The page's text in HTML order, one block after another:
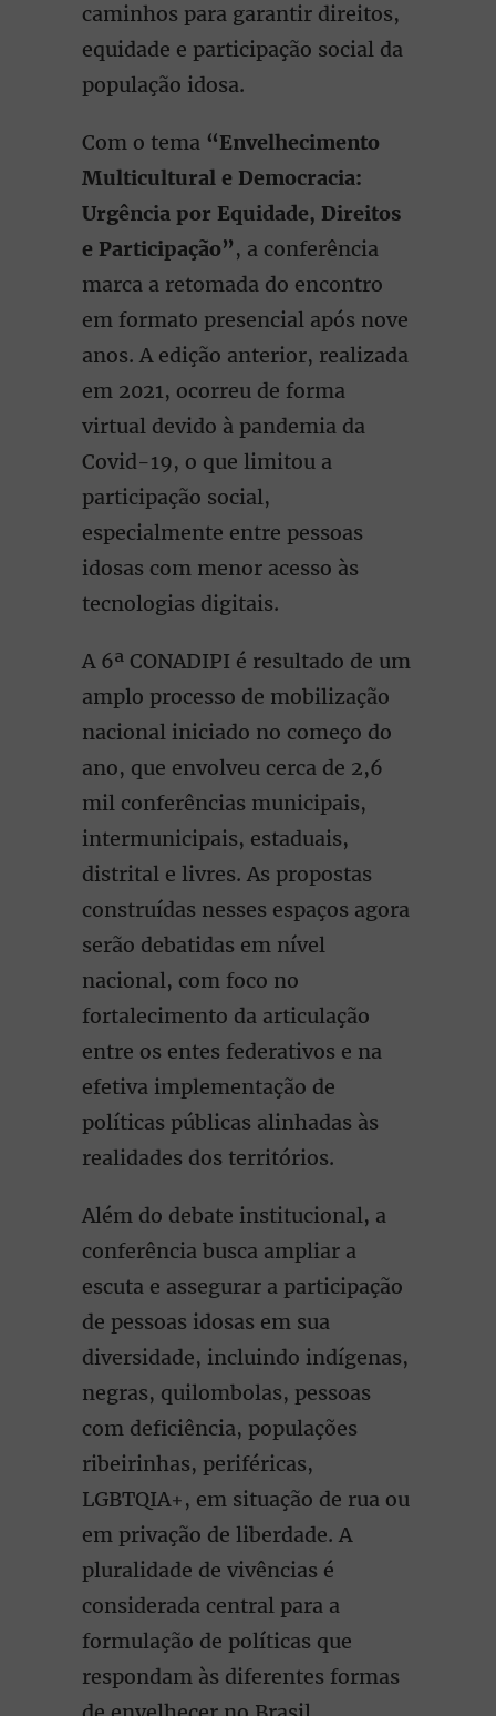
caminhos para garantir direitos,
equidade e participação social da
população idosa.
Com o tema “Envelhecimento
Multicultural e Democracia:
Urgência por Equidade, Direitos
e Participação”, a conferência
marca a retomada do encontro
em formato presencial após nove
anos. A edição anterior, realizada
em 2021, ocorreu de forma
virtual devido à pandemia da
Covid-19, o que limitou a
participação social,
especialmente entre pessoas
idosas com menor acesso às
tecnologias digitais.
A 6ª CONADIPI é resultado de um
amplo processo de mobilização
nacional iniciado no começo do
ano, que envolveu cerca de 2,6
mil conferências municipais,
intermunicipais, estaduais,
distrital e livres. As propostas
construídas nesses espaços agora
serão debatidas em nível
nacional, com foco no
fortalecimento da articulação
entre os entes federativos e na
efetiva implementação de
políticas públicas alinhadas às
realidades dos territórios.
Além do debate institucional, a
conferência busca ampliar a
escuta e assegurar a participação
de pessoas idosas em sua
diversidade, incluindo indígenas,
negras, quilombolas, pessoas
com deficiência, populações
ribeirinhas, periféricas,
LGBTQIA+, em situação de rua ou
em privação de liberdade. A
pluralidade de vivências é
considerada central para a
formulação de políticas que
respondam às diferentes formas